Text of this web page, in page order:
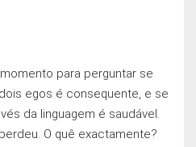
para perguntar se
egos é consequente, e se
da linguagem é saudável.
O quê exactamente?